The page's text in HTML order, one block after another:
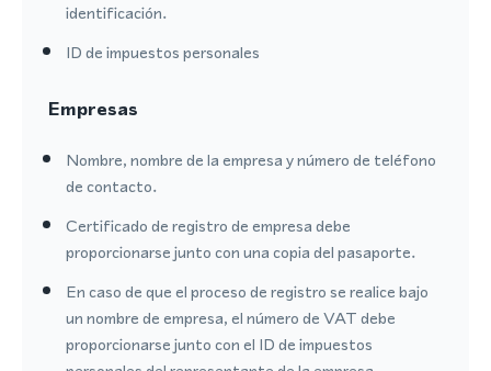
identificación.
ID de impuestos personales
Empresas
Nombre, nombre de la empresa y número de teléfono
de contacto.
Certificado de registro de empresa debe
proporcionarse junto con una copia del pasaporte.
En caso de que el proceso de registro se realice bajo
un nombre de empresa, el número de VAT debe
proporcionarse junto con el ID de impuestos